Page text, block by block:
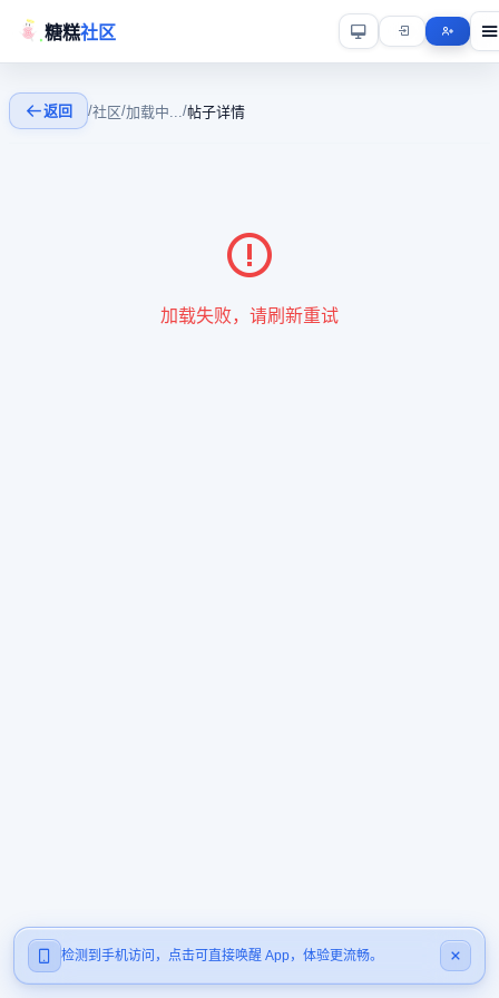
糖糕社区
检测到手机访问，点击可直接唤醒 App，体验更流畅。
返回 /社区/加载中.../帖子详情
加载失败，请刷新重试